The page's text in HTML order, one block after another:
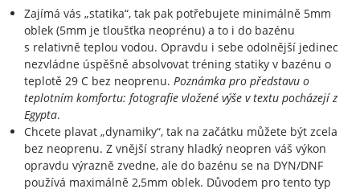
Zajímá vás „statika“, tak pak potřebujete minimálně 5mm
oblek (5mm je tloušťka neoprénu) a to i do bazénu
s relativně teplou vodou. Opravdu i sebe odolnější jedinec
nezvládne úspěšně absolvovat tréning statiky v bazénu o
teplotě 29 C bez neoprenu. Poznámka pro představu o
teplotním komfortu: fotografie vložené výše v textu pocházejí z
Egypta.
Chcete plavat „dynamiky“, tak na začátku můžete být zcela
bez neoprenu. Z vnější strany hladký neopren váš výkon
opravdu výrazně zvedne, ale do bazénu se na DYN/DNF
používá maximálně 2,5mm oblek. Důvodem pro tento typ